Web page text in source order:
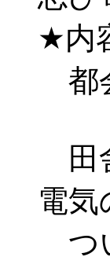
★内
都
田
電
つ